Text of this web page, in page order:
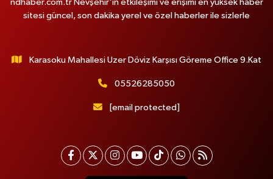
ndhaber.com.tr Nevşehir'in etkileşimi ve erişimi en yüksek haber
sitesi güncel, son dakika yerel ve özel haberler ile sizlerle
Karasoku Mahallesi Uzer Döviz Karşısı Göreme Office 9.Kat
05526285050
[email protected]